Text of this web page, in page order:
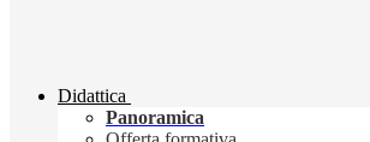
Didattica
Panoramica